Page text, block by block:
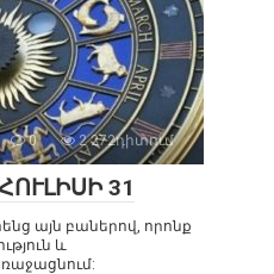
0 2 272դիտում
31
այն բաներով, որոնք
և